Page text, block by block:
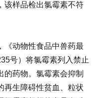
该样品检出氯霉素不符
动物性食品中兽药最
号）将氯霉素列入禁止
的药物。氯霉素会抑制
再生障碍性贫血、粒状